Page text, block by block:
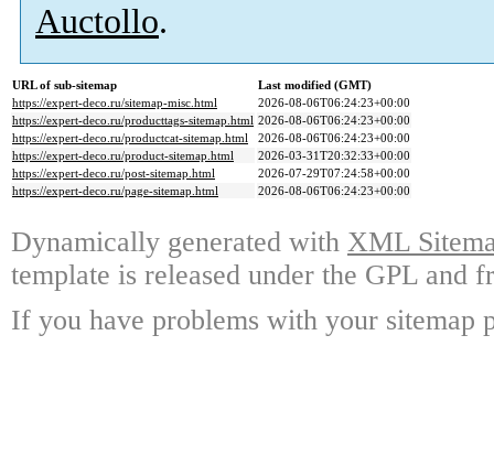
Auctollo.
URL of sub-sitemap
Last modified (GMT)
https://expert-deco.ru/sitemap-misc.html
2026-08-06T06:24:23+00:00
https://expert-deco.ru/producttags-sitemap.html 2026-08-06T06:24:23+00:00
https://expert-deco.ru/productcat-sitemap.html
2026-08-06T06:24:23+00:00
https://expert-deco.ru/product-sitemap.html
2026-03-31T20:32:33+00:00
https://expert-deco.ru/post-sitemap.html
2026-07-29T07:24:58+00:00
https://expert-deco.ru/page-sitemap.html
2026-08-06T06:24:23+00:00
Dynamically generated with XML
template is released under the GPL and
If you have problems with your sitemap